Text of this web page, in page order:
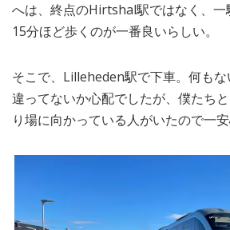
へは、終点のHirtshal駅ではなく、一
15分ほど歩くのが一番良いらしい。
そこで、Lilleheden駅で下車。何も
違ってないか心配でしたが、僕たち
り場に向かっている人がいたので一